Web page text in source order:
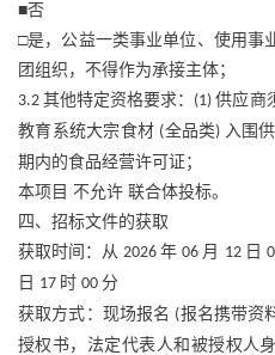
■否
□是，公益一类事业单位、使用事
团组织，不得作为承接主体；
3.2其他特定资格要求： (1)供应商
教育系统大宗食材 (全品类) 入围
期内的食品经营许可证；
本项目 不允许 联合体投标。
四、招标文件的获取
获取时间：从 2026年06 月 12 日
日 17 时 00 分
获取方式：现场报名 (报名携带资
授权书，法定代表人和被授权人